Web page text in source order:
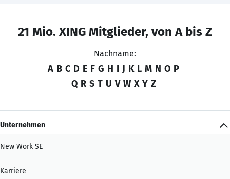
21 Mio. XING Mitglieder, von A bis Z
Nachname:
A B C D E F G H I J K L M N O P
Q R S T U V W X Y Z
Unternehmen
New Work SE
Karriere